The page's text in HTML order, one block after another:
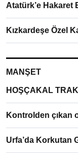
Atatürk’e Hakaret
Kızkardeşe Özel
MANŞET
HOŞÇAKAL
Kontrolden çıkan
Urfa’da Korkutan